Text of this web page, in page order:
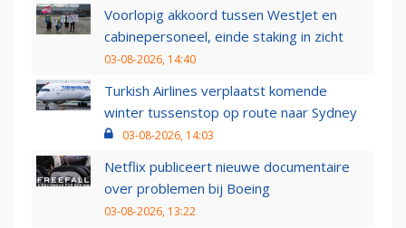
Voorlopig akkoord tussen WestJet en
cabinepersoneel, einde staking in zicht
03-08-2026, 14:40
Turkish Airlines verplaatst komende
winter tussenstop op route naar Sydney
03-08-2026, 14:03
Netflix publiceert nieuwe documentaire
over problemen bij Boeing
03-08-2026, 13:22